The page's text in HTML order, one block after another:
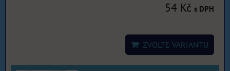
54 Kč s DPH
ZVOLTE VARIANTU